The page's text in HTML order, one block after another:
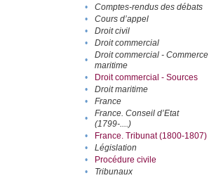
•
Comptes-rendus des débats
•
Cours d’appel
•
Droit civil
•
Droit commercial
•
Droit commercial - Commerce
maritime
• Droit commercial - Sources
•
Droit maritime
•
France
•
France. Conseil d’Etat
(1799-....)
• France. Tribunat (1800-1807)
•
Législation
•
Procédure civile
•
Tribunaux